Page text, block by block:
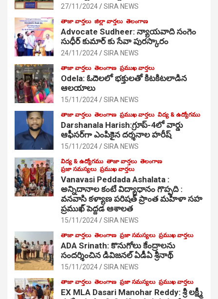
27/11/2024 SIRA NEWS
తాజా వార్తలు జిల్లా వార్తలు తెలంగాణ
Advocate Sudheer: న్యాయవాది సంగెం
సుధీర్ కుమార్ కు సేవా పురస్కారం
24/11/2024 SIRA NEWS
తాజా వార్తలు తెలంగాణ ప్రముఖ వార్తలు
Odela: ఓదెల‌లో భక్తులతో కిటకిటలాడిన
ఆల‌యాలు
15/11/2024 SIRA NEWS
తాజా వార్తలు తెలంగాణ ప్రముఖ వార్తలు విద్య & ఉద్యోగము
Darshanala Harish:గ్రూప్-4లో వార్డు
ఆఫీసర్‌గా ఎంపికైన దర్శనాల హరీష్
15/11/2024 SIRA NEWS
విద్య & ఉద్యోగము తాజా వార్తలు తెలంగాణ
ప్రజా సమస్యలు ప్రముఖ వార్తలు
Vanavasi Peddada Ashalata :
అన్నిదానాల కంటే విద్యాధానం గొప్పది :
వనవాసి కళ్యాణ పరిషత్ ప్రాంత మహిళా సహ
ప్రముఖ్ పెద్దడ ఆశాలత
15/11/2024 SIRA NEWS
తాజా వార్తలు తెలంగాణ ప్రజా సమస్యలు ప్రముఖ వార్తలు
ADA Srinath: కొనుగోలు కేంద్రాల‌ను
సంద‌ర్శించిన డివిజనల్ ఏడీఏ శ్రీనాథ్
15/11/2024 SIRA NEWS
తాజా వార్తలు తెలంగాణ ప్రజా సమస్యలు ప్రముఖ వార్తలు
EX MLA Dasari Manohar Reddy: శ్రీ లక్ష్మీ